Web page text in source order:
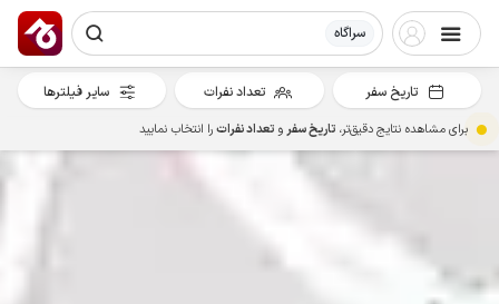
سراگاه
تاریخ سفر تعداد نفرات سایر فیلترها
برای مشاهده نتایج دقیق‌تر، تاریخ سفرو تعداد نفراترا انتخاب نمایید